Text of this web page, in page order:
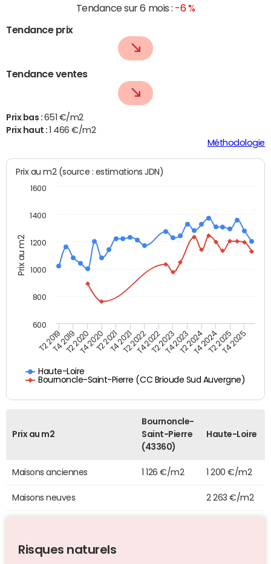
Tendance sur 6 mois : -6 %
Tendance prix
Tendance ventes
Prix bas : 651 €/m2
Prix haut :
1 466 €/m2
Méthodologie
Prix au m2
Prix au m2 (source : estimations JDN)
Haute-Loire
Bournoncle-Saint-Pierre (CC Brioude Sud Auvergne)
T2 2019T4 2019T2 2020T4 2020T2 2021T4 2021T2 2022T4 2022T2 2023T4 2023T2 2024T4 2024T2 2025T4 2025
600
800
1000
1200
1400
1600
Prix au m2
Bournoncle-
Saint-Pierre
(43360)
Haute-Loire
Maisons anciennes 1 126 €/m2 1 200 €/m2
Maisons neuves 2 263 €/m2
Risques naturels